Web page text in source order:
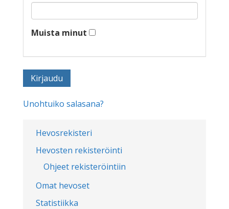
Hevosrekisteri
Hevosten rekisteröinti
Ohjeet rekisteröintiin
Omat hevoset
Statistiikka
Muista minut
Unohtuiko salasana?